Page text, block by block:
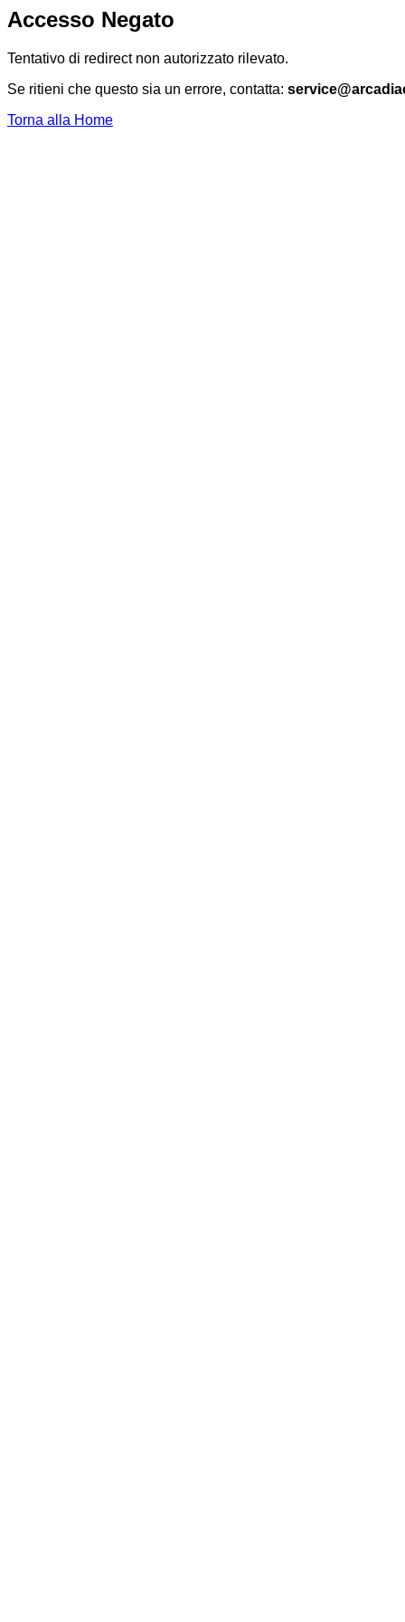
Accesso Negato
Tentativo di redirect non autorizzato rilevato.
Se ritieni che questo sia un errore, contatta:
Torna alla Home